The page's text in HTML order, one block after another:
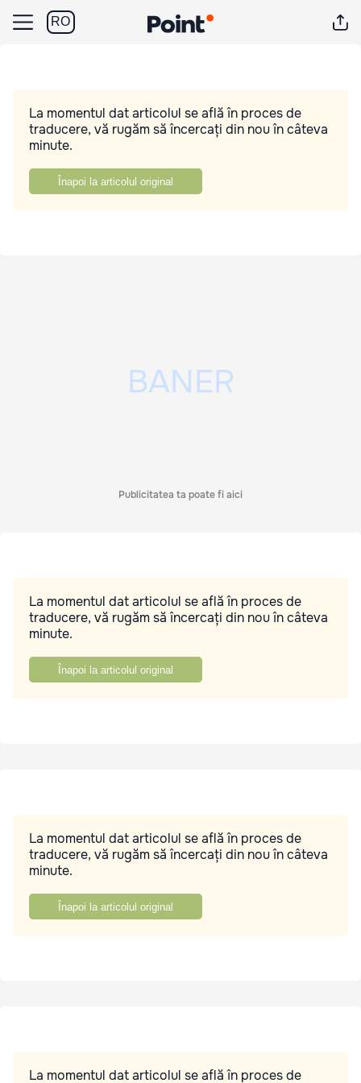
RO
La momentul dat articolul se află în proces de
traducere, vă rugăm să încercați din nou în câteva
minute.
Înapoi la articolul original
Publicitatea ta poate fi aici
La momentul dat articolul se află în proces de
traducere, vă rugăm să încercați din nou în câteva
minute.
Înapoi la articolul original
La momentul dat articolul se află în proces de
traducere, vă rugăm să încercați din nou în câteva
minute.
Înapoi la articolul original
La momentul dat articolul se află în proces de